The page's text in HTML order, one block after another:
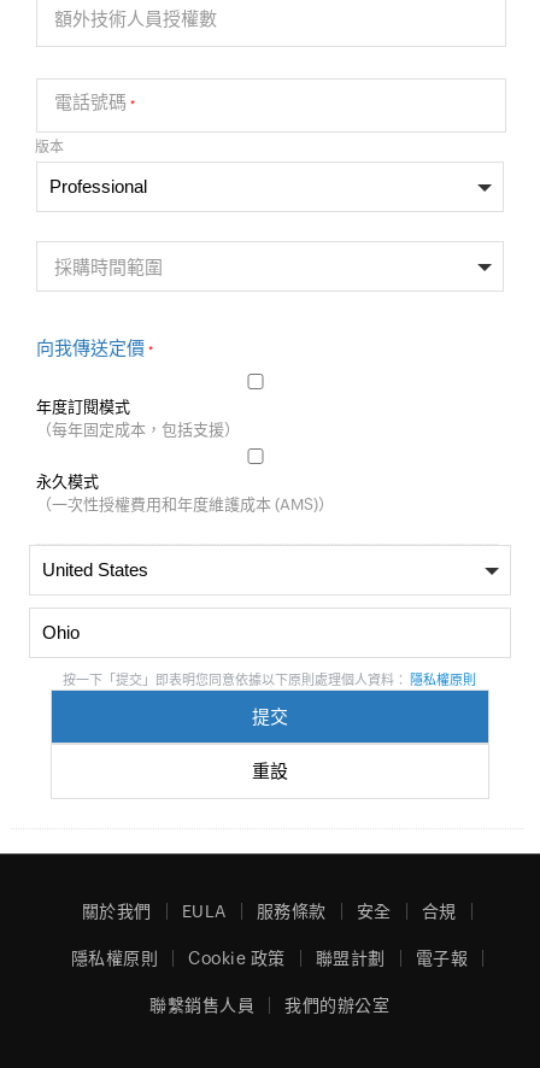
額外技術人員授權數
電話號碼*
版本
採購時間範圍
向我傳送定價*
年度訂閱模式
（每年固定成本，包括支援）
永久模式
（一次性授權費用和年度維護成本 (AMS)）
按一下「提交」即表明您同意依據以下原則處理個人資料： 隱私權原則
關於我們 EULA 服務條款 安全 合規
隱私權原則 Cookie 政策 聯盟計劃 電子報
聯繫銷售人員 我們的辦公室